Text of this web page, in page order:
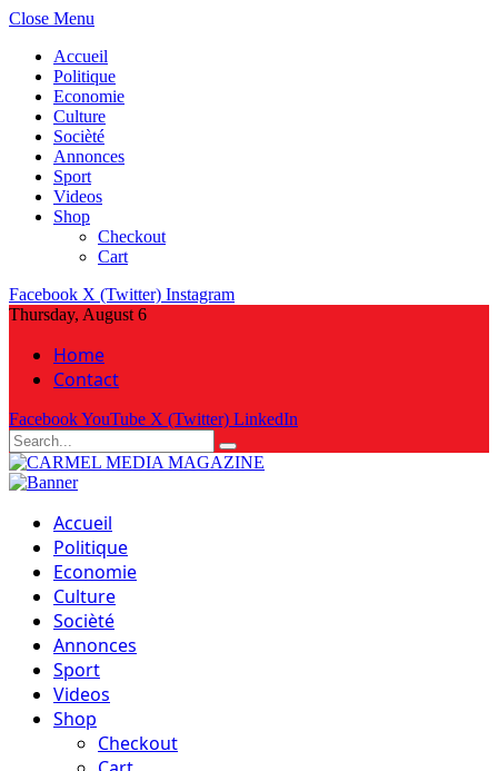
Close Menu
Accueil
Politique
Economie
Culture
Socièté
Annonces
Sport
Videos
Shop
Checkout
Cart
Facebook X (Twitter) Instagram
Thursday, August 6
Home
Contact
FacebookYouTube X (Twitter) LinkedIn
Accueil
Politique
Economie
Culture
Socièté
Annonces
Sport
Videos
Shop
Checkout